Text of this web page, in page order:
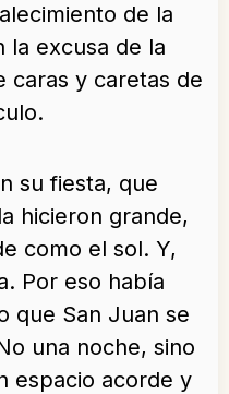
de la
la excusa de la
caras y caretas de
su fiesta, que
hicieron grande,
como el sol. Y,
Por eso había
que San Juan se
una noche, sino
espacio acorde y